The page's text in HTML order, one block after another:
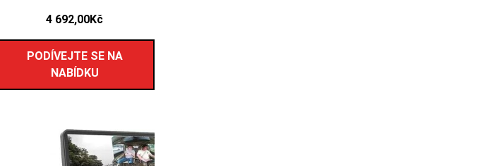
4 692,00Kč
PODÍVEJTE SE NA
NABÍDKU